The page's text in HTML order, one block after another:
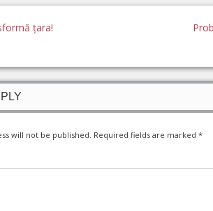
țara!
will not be published. Required fields are marked *